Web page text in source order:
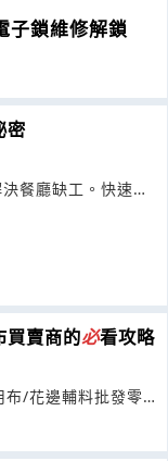
子鎖維修解鎖
密
餐廳缺工。快速洗
買賣商的必看攻略
/花邊輔料批發零